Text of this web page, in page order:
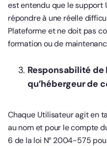
est entendu que le support
répondre à une réelle
Plateforme et ne doit pas
formation ou de
Responsabilité de
qu’hébergeur de
Chaque Utilisateur agit en
au nom et pour le compte
6 de la loi N° 2004-575